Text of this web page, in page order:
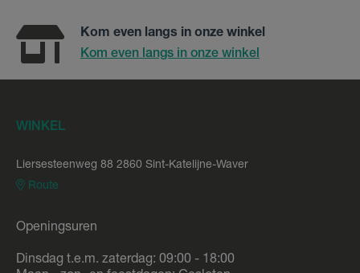
Kom even langs in onze winkel
Kom even langs in onze winkel
WINKEL
Liersesteenweg 88 2860 Sint-Katelijne-Waver
Route
Openingsuren
Dinsdag t.e.m. zaterdag: 09:00 - 18:00